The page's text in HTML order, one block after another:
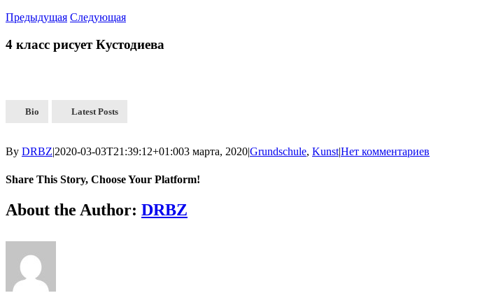
Предыдущая Следующая
4 класс рисует Кустодиева
Bio Latest Posts
By DRBZ|2020-03-03T21:39:12+01:003 марта, 2020|Grundschule, Kunst|Нет комментариев
Share This Story, Choose Your Platform!
About the Author: DRBZ